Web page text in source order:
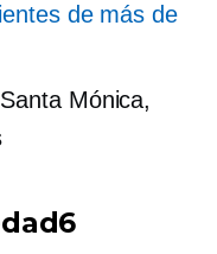
de más de
Mónica,